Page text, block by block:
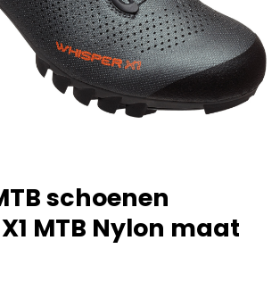
schoenen
MTB Nylon maat